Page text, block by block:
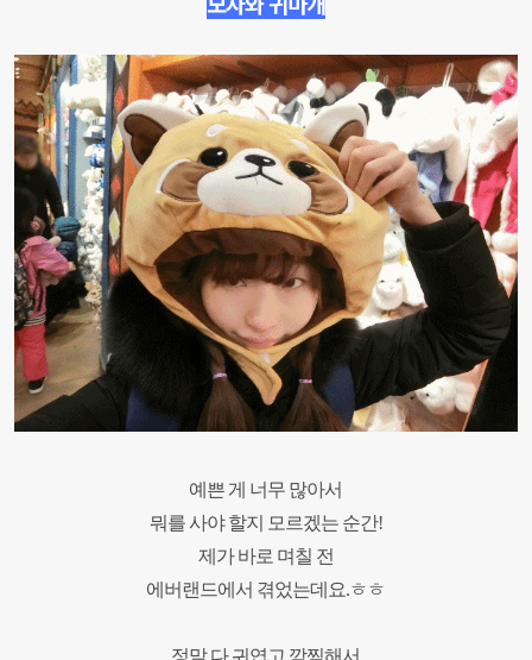
예쁜 게 너무 많아서
뭐를 사야 할지 모르겠는 순간!
제가 바로 며칠 전
에버랜드에서 겪었는데요.ㅎㅎ